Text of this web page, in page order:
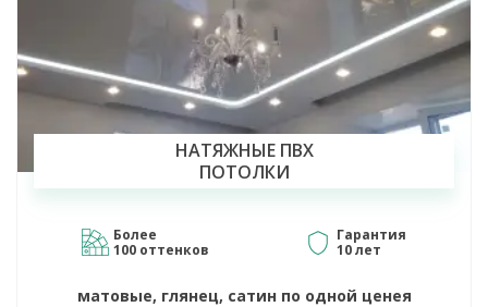
НАТЯЖНЫЕ ПВХ
ПОТОЛКИ
Более
100 оттенков
Гарантия
10 лет
матовые, глянец, сатин по одной ценея